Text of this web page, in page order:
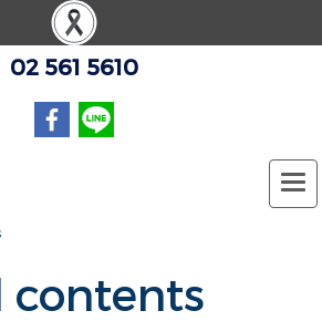
02 561 5610
contents